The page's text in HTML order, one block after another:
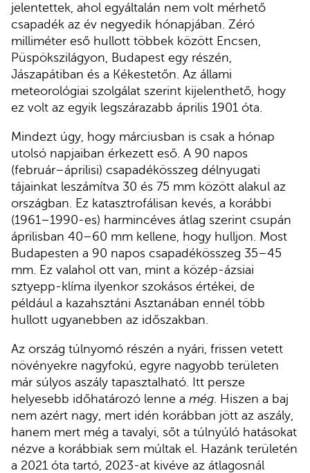
jelentettek, ahol egyáltalán nem volt mérhető
csapadék az év negyedik hónapjában. Zéró
milliméter eső hullott többek között Encsen,
Püspökszilágyon, Budapest egy részén,
Jászapátiban és a Kékestetőn. Az állami
meteorológiai szolgálat szerint kijelenthető, hogy
ez volt az egyik legszárazabb április 1901 óta.
Mindezt úgy, hogy márciusban is csak a hónap
utolsó napjaiban érkezett eső. A 90 napos
(február–áprilisi) csapadékösszeg délnyugati
tájainkat leszámítva 30 és 75 mm között alakul az
országban. Ez katasztrofálisan kevés, a korábbi
(1961–1990-es) harmincéves átlag szerint csupán
áprilisban 40–60 mm kellene, hogy hulljon. Most
Budapesten a 90 napos csapadékösszeg 35–45
mm. Ez valahol ott van, mint a közép-ázsiai
sztyepp-klíma ilyenkor szokásos értékei, de
például a kazahsztáni Asztanában ennél több
hullott ugyanebben az időszakban.
Az ország túlnyomó részén a nyári, frissen vetett
növényekre nagyfokú, egyre nagyobb területen
már súlyos aszály tapasztalható. Itt persze
helyesebb időhatározó lenne a még . Hiszen a baj
nem azért nagy, mert idén korábban jött az aszály,
hanem mert még a tavalyi, sőt a túlnyúló hatásokat
nézve a korábbiak sem múltak el. Hazánk területén
a 2021 óta tartó, 2023-at kivéve az átlagosnál